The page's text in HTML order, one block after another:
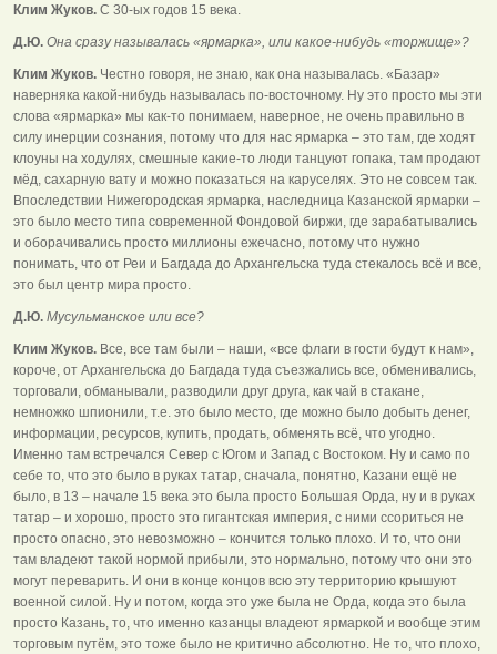
Клим Жуков. С 30-ых годов 15 века.
Д.Ю. Она сразу называлась «ярмарка», или какое-нибудь «торжище»?
Клим Жуков. Честно говоря, не знаю, как она называлась. «Базар»
наверняка какой-нибудь называлась по-восточному. Ну это просто мы эти
слова «ярмарка» мы как-то понимаем, наверное, не очень правильно в
силу инерции сознания, потому что для нас ярмарка – это там, где ходят
клоуны на ходулях, смешные какие-то люди танцуют гопака, там продают
мёд, сахарную вату и можно показаться на каруселях. Это не совсем так.
Впоследствии Нижегородская ярмарка, наследница Казанской ярмарки –
это было место типа современной Фондовой биржи, где зарабатывались
и оборачивались просто миллионы ежечасно, потому что нужно
понимать, что от Реи и Багдада до Архангельска туда стекалось всё и все,
это был центр мира просто.
Д.Ю. Мусульманское или все?
Клим Жуков. Все, все там были – наши, «все флаги в гости будут к нам»,
короче, от Архангельска до Багдада туда съезжались все, обменивались,
торговали, обманывали, разводили друг друга, как чай в стакане,
немножко шпионили, т.е. это было место, где можно было добыть денег,
информации, ресурсов, купить, продать, обменять всё, что угодно.
Именно там встречался Север с Югом и Запад с Востоком. Ну и само по
себе то, что это было в руках татар, сначала, понятно, Казани ещё не
было, в 13 – начале 15 века это была просто Большая Орда, ну и в руках
татар – и хорошо, просто это гигантская империя, с ними ссориться не
просто опасно, это невозможно – кончится только плохо. И то, что они
там владеют такой нормой прибыли, это нормально, потому что они это
могут переварить. И они в конце концов всю эту территорию крышуют
военной силой. Ну и потом, когда это уже была не Орда, когда это была
просто Казань, то, что именно казанцы владеют ярмаркой и вообще этим
торговым путём, это тоже было не критично абсолютно. Не то, что плохо,